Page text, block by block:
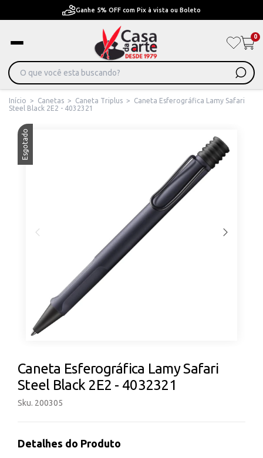
Ganhe 5% OFF com Pix à vista ou Boleto
0
Início > Canetas > Caneta Triplus >
Caneta Esferográfica Lamy Safari
Steel Black 2E2 - 4032321
Esgotado
Caneta Esferográfica Lamy Safari
Steel Black 2E2 - 4032321
Sku. 200305
Detalhes do Produto